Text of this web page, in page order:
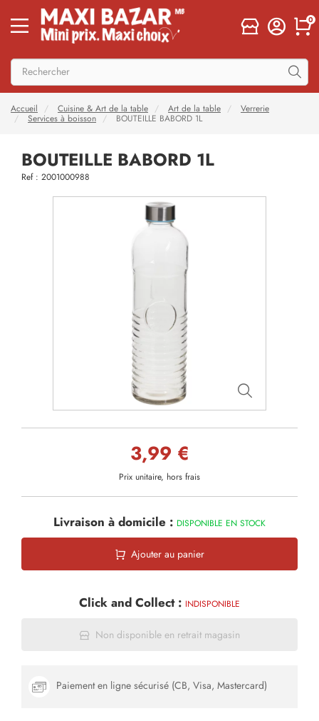
0
Accueil Cuisine & Art de la table Art de la table
Verrerie
Services à boisson
BOUTEILLE BABORD 1L
BOUTEILLE BABORD 1L
Ref : 2001000988
3,99 €
Prix unitaire, hors frais
Livraison à domicile : DISPONIBLE EN STOCK
Ajouter au panier
Click and Collect : INDISPONIBLE
Non disponible en retrait magasin
Paiement en ligne sécurisé (CB, Visa, Mastercard)